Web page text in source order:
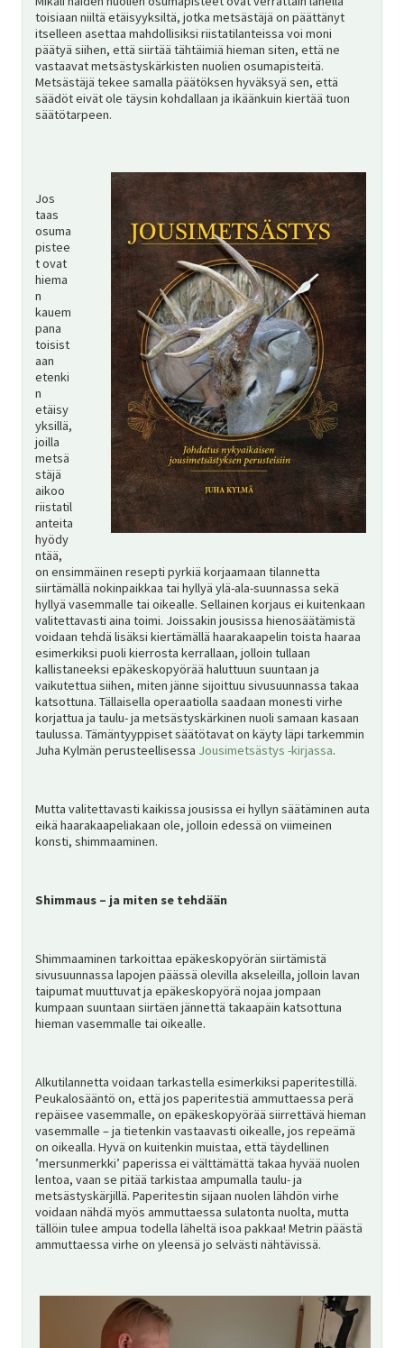
toisiaan niiltä etäisyyksiltä, jotka metsästäjä on päättänyt
itselleen asettaa mahdollisiksi riistatilanteissa voi moni
päätyä siihen, että siirtää tähtäimiä hieman siten, että ne
vastaavat metsästyskärkisten nuolien osumapisteitä.
Metsästäjä tekee samalla päätöksen hyväksyä sen, että
säädöt eivät ole täysin kohdallaan ja ikäänkuin kiertää tuon
säätötarpeen.
Jos
taas
osuma
pistee
t ovat
hiema
n
kauem
pana
toisist
aan
etenki
n
etäisy
yksillä,
joilla
metsä
stäjä
aikoo
riistatil
anteita
hyödy
ntää,
on ensimmäinen resepti pyrkiä korjaamaan tilannetta
siirtämällä nokinpaikkaa tai hyllyä ylä-ala-suunnassa sekä
hyllyä vasemmalle tai oikealle. Sellainen korjaus ei kuitenkaan
valitettavasti aina toimi. Joissakin jousissa hienosäätämistä
voidaan tehdä lisäksi kiertämällä haarakaapelin toista haaraa
esimerkiksi puoli kierrosta kerrallaan, jolloin tullaan
kallistaneeksi epäkeskopyörää haluttuun suuntaan ja
vaikutettua siihen, miten jänne sijoittuu sivusuunnassa takaa
katsottuna. Tällaisella operaatiolla saadaan monesti virhe
korjattua ja taulu- ja metsästyskärkinen nuoli samaan kasaan
taulussa. Tämäntyyppiset säätötavat on käyty läpi tarkemmin
Juha Kylmän perusteellisessa Jousimetsästys -kirjassa.
Mutta valitettavasti kaikissa jousissa ei hyllyn säätäminen auta
eikä haarakaapeliakaan ole, jolloin edessä on viimeinen
konsti, shimmaaminen.
Shimmaus – ja miten se tehdään
Shimmaaminen tarkoittaa epäkeskopyörän siirtämistä
sivusuunnassa lapojen päässä olevilla akseleilla, jolloin lavan
taipumat muuttuvat ja epäkeskopyörä nojaa jompaan
kumpaan suuntaan siirtäen jännettä takaapäin katsottuna
hieman vasemmalle tai oikealle.
Alkutilannetta voidaan tarkastella esimerkiksi paperitestillä.
Peukalosääntö on, että jos paperitestiä ammuttaessa perä
repäisee vasemmalle, on epäkeskopyörää siirrettävä hieman
vasemmalle – ja tietenkin vastaavasti oikealle, jos repeämä
on oikealla. Hyvä on kuitenkin muistaa, että täydellinen
’mersunmerkki’ paperissa ei välttämättä takaa hyvää nuolen
lentoa, vaan se pitää tarkistaa ampumalla taulu- ja
metsästyskärjillä. Paperitestin sijaan nuolen lähdön virhe
voidaan nähdä myös ammuttaessa sulatonta nuolta, mutta
tällöin tulee ampua todella läheltä isoa pakkaa! Metrin päästä
ammuttaessa virhe on yleensä jo selvästi nähtävissä.